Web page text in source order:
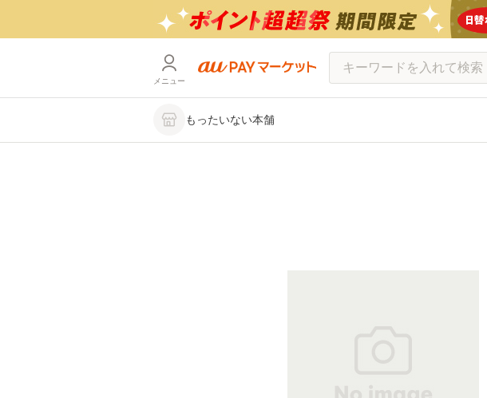
メニュー
もったいない本舗